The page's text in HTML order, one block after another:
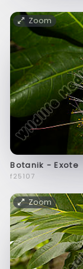
Zoom
Botanik - Exote
f25107
Zoom